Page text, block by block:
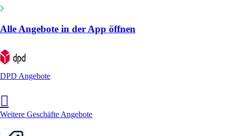
Alle Angebote in der App öffnen
DPD Angebote
Weitere Geschäfte Angebote